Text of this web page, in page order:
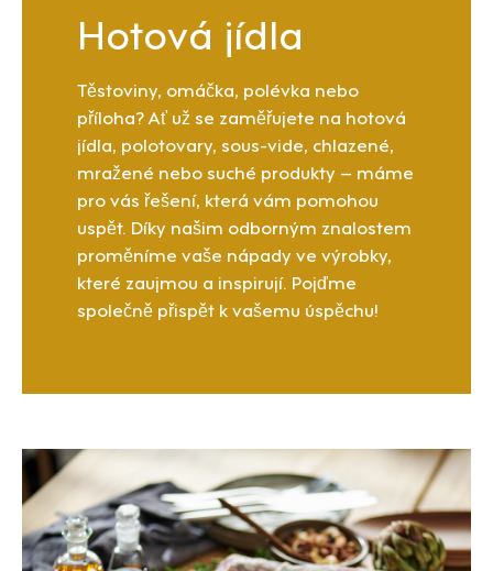
Hotová jídla
Těstoviny, omáčka, polévka nebo
příloha? Ať už se zaměřujete na hotová
jídla, polotovary, sous-vide, chlazené,
mražené nebo suché produkty – máme
pro vás řešení, která vám pomohou
uspět. Díky našim odborným znalostem
proměníme vaše nápady ve výrobky,
které zaujmou a inspirují. Pojďme
společně přispět k vašemu úspěchu!